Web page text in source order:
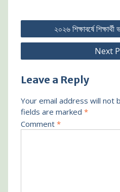
Post
navigation
২০২৬ শিক্ষাবর্ষে
Next
Leave a Reply
Your email address will not
fields are marked *
Comment *